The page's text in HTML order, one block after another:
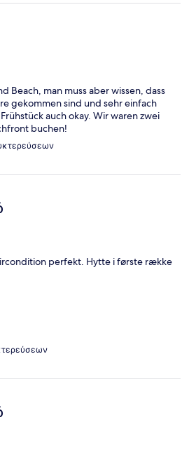
Beach, man muss aber wissen, dass
gekommen sind und sehr einfach
auch okay. Wir waren zwei
buchen!
perfekt. Hytte i første række